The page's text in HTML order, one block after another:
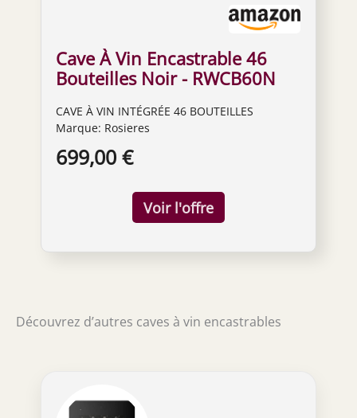
Cave À Vin Encastrable 46
Bouteilles Noir - RWCB60N
CAVE À VIN INTÉGRÉE 46 BOUTEILLES
Marque: Rosieres
699,00 €
Découvrez d’autres caves à vin encastrables